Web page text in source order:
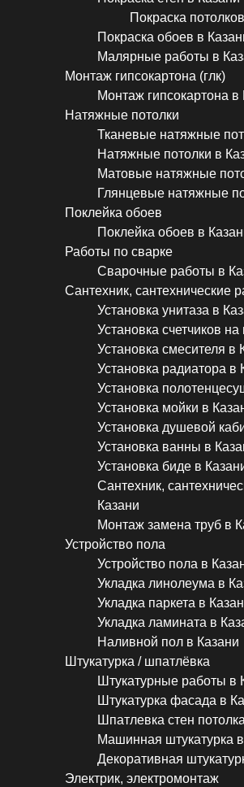
Покраска
Покраска обоев в
Малярные работы в
Монтаж гипсокартона (глк)
Монтаж гипсокартона в
Натяжные потолки
Тканевые натяжные
Натяжные потолки в
Матовые натяжные
Глянцевые натяжные
Поклейка обоев
Поклейка обоев в
Работы по сварке
Сварочные работы в
Сантехник, сантехнические
Установка унитаза в
Установка счетчиков
Установка смесителя в
Установка радиатора в
Установка
Установка мойки в
Установка душевой
Установка ванны в
Установка биде в
Сантехник,
Казани
Монтаж замена труб в
Устройство пола
Устройство пола в
Укладка линолеума в
Укладка паркета в
Укладка ламината в
Наливной пол в Казани
Штукатурка / шпатлёвка
Штукатурные работы в
Штукатурка фасада в
Шпатлевка стен
Машинная штукатурка
Декоративная
Электрик, электромонтаж